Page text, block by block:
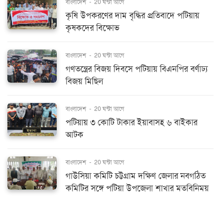
বাংলাদেশ - 20 ঘন্টা আগে
কৃষি উপকরণের দাম বৃদ্ধির প্রতিবাদে পটিয়ায়
কৃষকদের বিক্ষোভ
বাংলাদেশ - 20 ঘন্টা আগে
গণতন্ত্রের বিজয় দিবসে পটিয়ায় বিএনপির বর্ণাঢ্য
বিজয় মিছিল
বাংলাদেশ - 20 ঘন্টা আগে
পটিয়ায় ৩ কোটি টাকার ইয়াবাসহ ৬ বাইকার
আটক
বাংলাদেশ - 20 ঘন্টা আগে
গাউসিয়া কমিটি চট্টগ্রাম দক্ষিণ জেলার নবগঠিত
কমিটির সঙ্গে পটিয়া উপজেলা শাখার মতবিনিময়